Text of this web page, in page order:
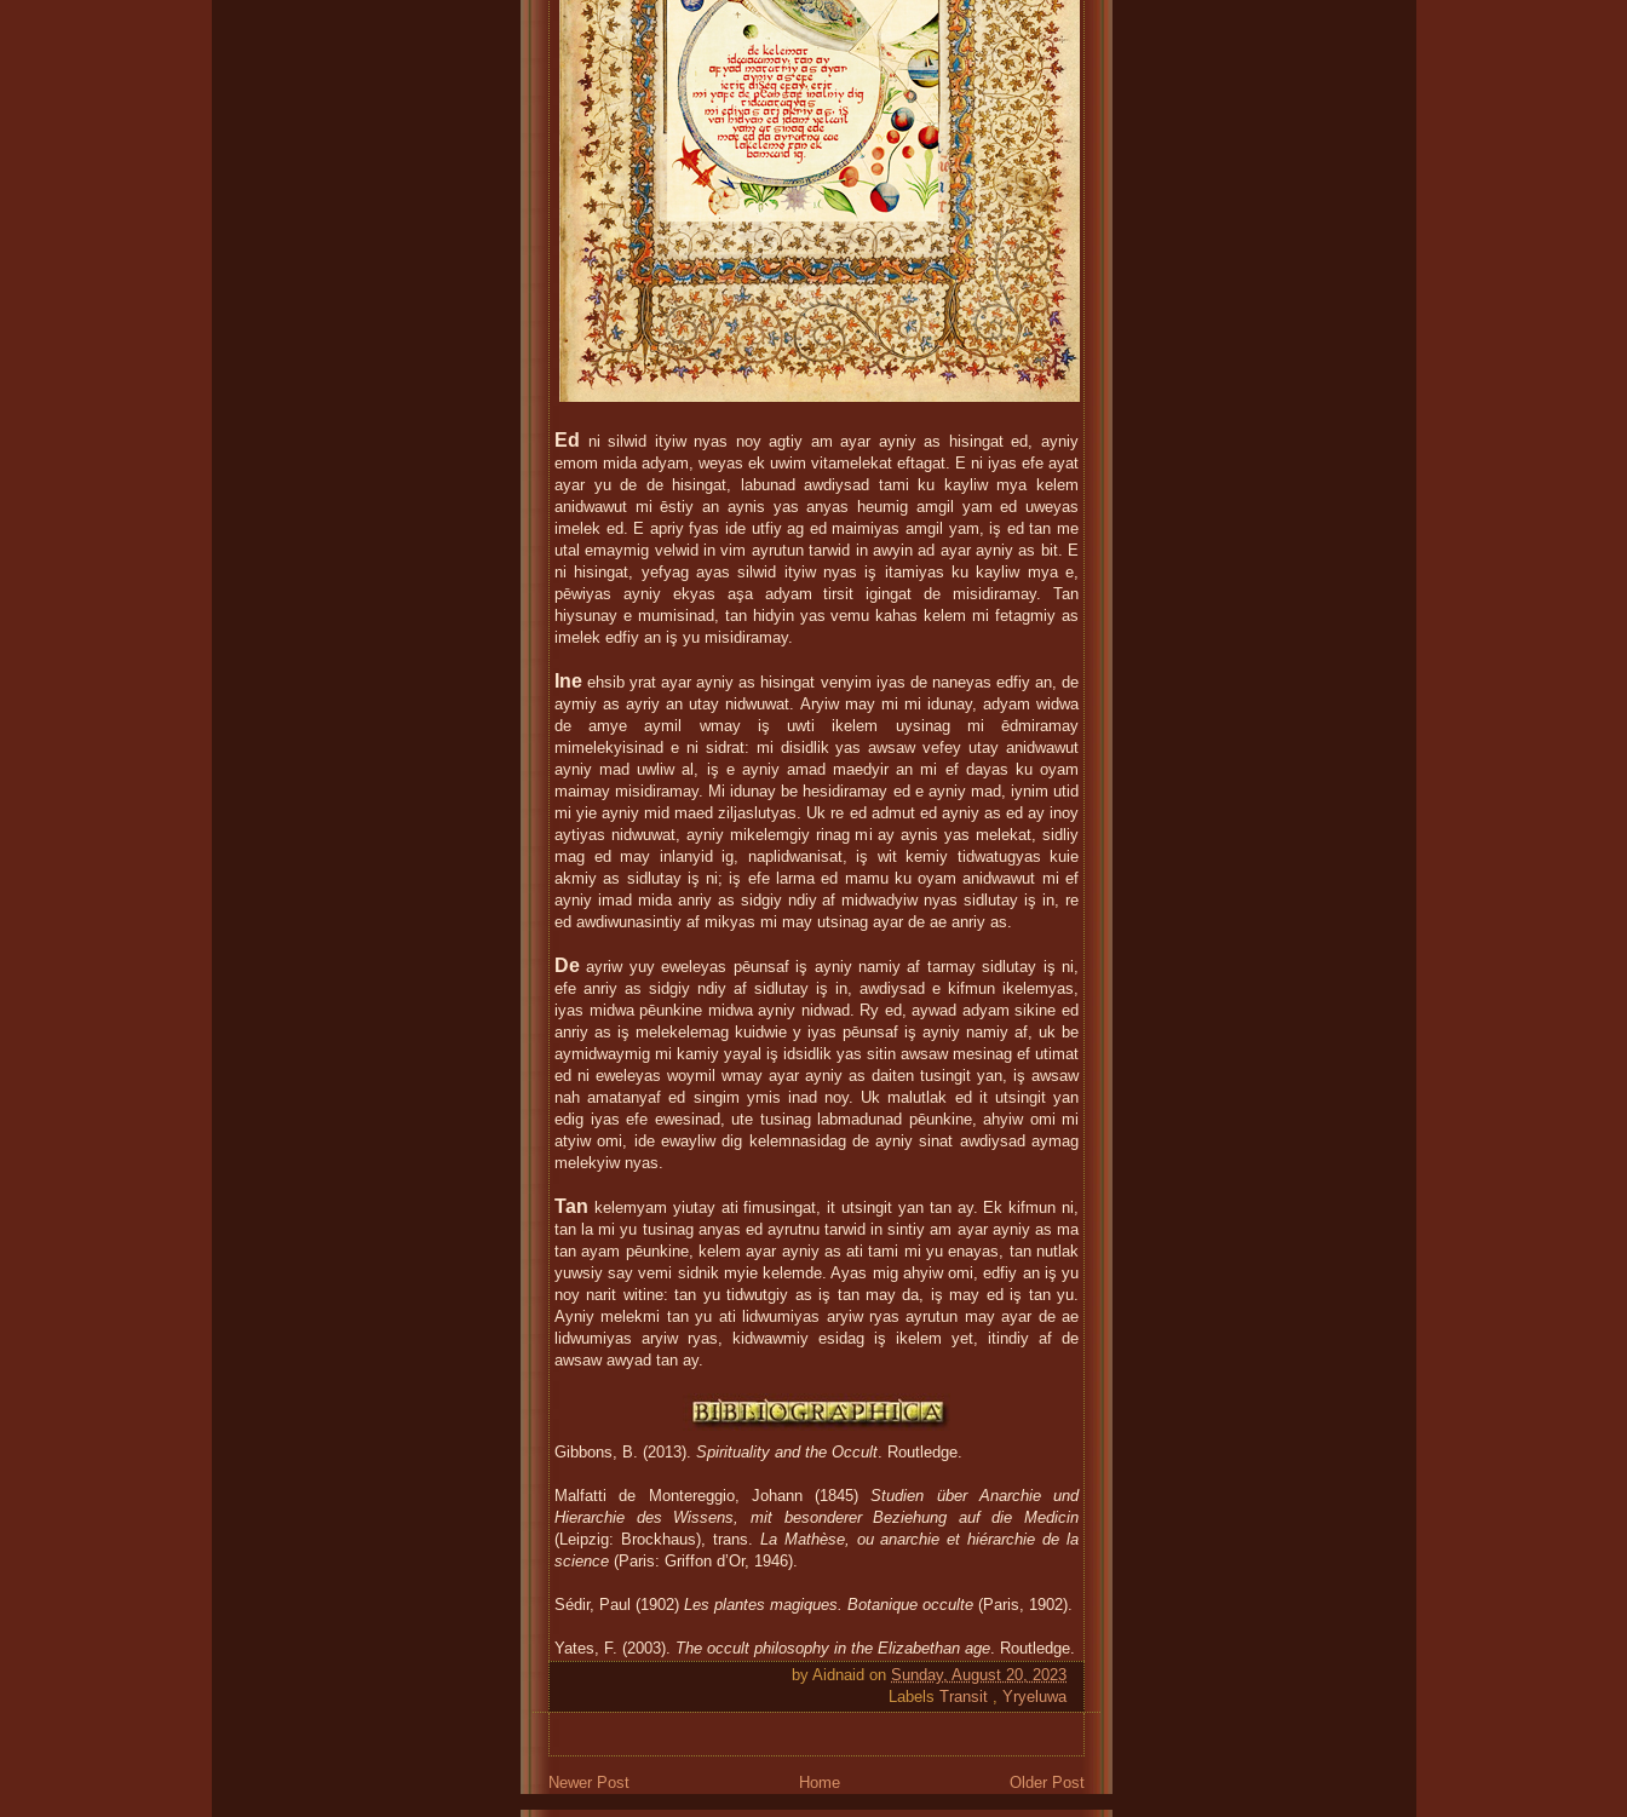
Ed
ni silwid ityiw nyas noy agtiy am ayar ayniy as hisingat ed, ayniy
emom mida adyam, weyas ek uwim vitamelekat eftagat. E ni iyas efe ayat
ayar yu de de hisingat, labunad awdiysad tami ku kayliw mya kelem
anidwawut mi ēstiy an aynis yas anyas heumig amgil yam ed uweyas
imelek ed. E apriy fyas ide utfiy ag ed maimiyas amgil yam, iş ed tan me
utal emaymig velwid in vim ayrutun tarwid in awyin ad ayar ayniy as bit. E
ni hisingat, yefyag ayas silwid ityiw nyas iş itamiyas ku kayliw mya e,
pēwiyas ayniy ekyas aşa adyam tirsit igingat de misidiramay. Tan
hiysunay e mumisinad, tan hidyin yas vemu kahas kelem mi fetagmiy as
imelek edfiy an iş yu misidiramay.
Ine ehsib yrat ayar ayniy as hisingat venyim iyas de naneyas edfiy an, de
aymiy as ayriy an utay nidwuwat. Aryiw may mi mi idunay, adyam widwa
de amye aymil wmay iş uwti ikelem uysinag mi ēdmiramay
mimelekyisinad e ni sidrat: mi disidlik yas awsaw vefey utay anidwawut
ayniy mad uwliw al, iş e ayniy amad maedyir an mi ef dayas ku oyam
maimay misidiramay. Mi idunay be hesidiramay ed e ayniy mad, iynim utid
mi yie ayniy mid maed ziljaslutyas. Uk re ed admut ed ayniy as ed ay inoy
aytiyas nidwuwat, ayniy mikelemgiy rinag mi ay aynis yas melekat, sidliy
mag ed may inlanyid ig, naplidwanisat, iş wit kemiy tidwatugyas kuie
akmiy as sidlutay iş ni; iş efe larma ed mamu ku oyam anidwawut mi ef
ayniy imad mida anriy as sidgiy ndiy af midwadyiw nyas sidlutay iş in, re
ed awdiwunasintiy af mikyas mi may utsinag ayar de ae anriy as.
De ayriw yuy eweleyas pēunsaf iş ayniy namiy af tarmay sidlutay iş ni,
efe anriy as sidgiy ndiy af sidlutay iş in, awdiysad e kifmun ikelemyas,
iyas midwa pēunkine midwa ayniy nidwad. Ry ed, aywad adyam sikine ed
anriy as iş melekelemag kuidwie y iyas pēunsaf iş ayniy namiy af, uk be
aymidwaymig mi kamiy yayal iş idsidlik yas sitin awsaw mesinag ef utimat
ed ni eweleyas woymil wmay ayar ayniy as daiten tusingit yan, iş awsaw
nah amatanyaf ed singim ymis inad noy. Uk malutlak ed it utsingit yan
edig iyas efe ewesinad, ute tusinag labmadunad pēunkine, ahyiw omi mi
atyiw omi, ide ewayliw dig kelemnasidag de ayniy sinat awdiysad aymag
melekyiw nyas.
Tan kelemyam yiutay ati fimusingat, it utsingit yan tan ay. Ek kifmun ni,
tan la mi yu tusinag anyas ed ayrutnu tarwid in sintiy am ayar ayniy as ma
tan ayam pēunkine, kelem ayar ayniy as ati tami mi yu enayas, tan nutlak
yuwsiy say vemi sidnik myie kelemde. Ayas mig ahyiw omi, edfiy an iş yu
noy narit witine: tan yu tidwutgiy as iş tan may da, iş may ed iş tan yu.
Ayniy melekmi tan yu ati lidwumiyas aryiw ryas ayrutun may ayar de ae
lidwumiyas aryiw ryas, kidwawmiy esidag iş ikelem yet, itindiy af de
awsaw awyad tan ay.
Gibbons, B. (2013). Spirituality and the Occult. Routledge.
Malfatti de Montereggio, Johann (1845)Studien über Anarchie und
Hierarchie des Wissens, mit
besonderer Beziehung auf die Medicin
(Leipzig: Brockhaus), trans. La Mathèse, ou anarchie et hiérarchie de la
science (Paris: Griffon d’Or, 1946).
Sédir, Paul (1902) Les plantes magiques. Botanique occulte (Paris, 1902).
Yates, F. (2003). The occult philosophy in the Elizabethan age. Routledge.
by Aidnaid on Sunday, August 20, 2023
Labels
Transit , Yryeluwa
Newer Post Older Post
Home